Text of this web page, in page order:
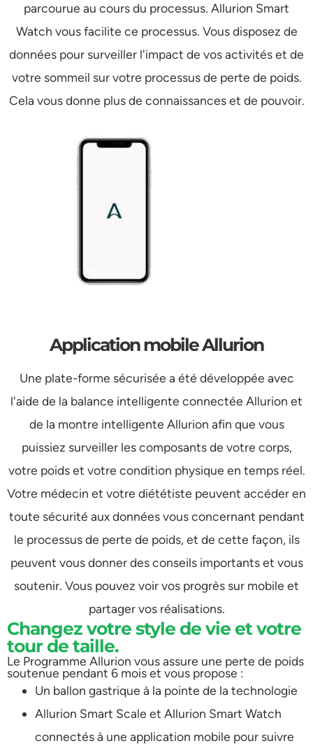
parcourue au cours du processus. Allurion Smart
Watch vous facilite ce processus. Vous disposez de
données pour surveiller l'impact de vos activités et de
votre sommeil sur votre processus de perte de poids.
Cela vous donne plus de connaissances et de pouvoir.
Application mobile Allurion
Une plate-forme sécurisée a été développée avec
l'aide de la balance intelligente connectée Allurion et
de la montre intelligente Allurion afin que vous
puissiez surveiller les composants de votre corps,
votre poids et votre condition physique en temps réel.
Votre médecin et votre diététiste peuvent accéder en
toute sécurité aux données vous concernant pendant
le processus de perte de poids, et de cette façon, ils
peuvent vous donner des conseils importants et vous
soutenir. Vous pouvez voir vos progrès sur mobile et
partager vos réalisations.
Changez votre style de vie et votre
tour de taille.
Le Programme Allurion vous assure une perte de poids
soutenue pendant 6 mois et vous propose :
Un ballon gastrique à la pointe de la technologie
Allurion Smart Scale et Allurion Smart Watch
connectés à une application mobile pour suivre